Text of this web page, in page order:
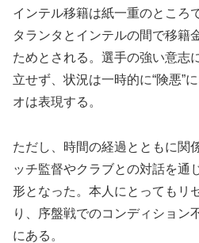
インテル移籍は紙一重のところ
タランタとインテルの間で移籍
ためとされる。選手の強い意志
立せず、状況は一時的に“険悪”
オは表現する。
ただし、時間の経過とともに関
ッチ監督やクラブとの対話を通
形となった。本人にとってもリ
り、序盤戦でのコンディション
にある。